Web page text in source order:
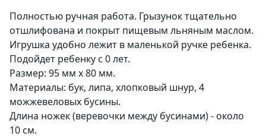
Полностью ручная работа. Грызунок тщательно
отшлифована и покрыт пищевым льняным маслом.
Игрушка удобно лежит в маленькой ручке ребенка.
Подойдет ребенку с 0 лет.
Размер: 95 мм х 80 мм.
Материалы: бук, липа, хлопковый шнур, 4
можжевеловых бусины.
Длина ножек (веревочки между бусинами) - около
10 см.